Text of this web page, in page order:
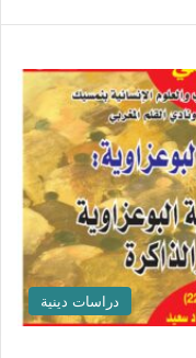
دراسات دينية